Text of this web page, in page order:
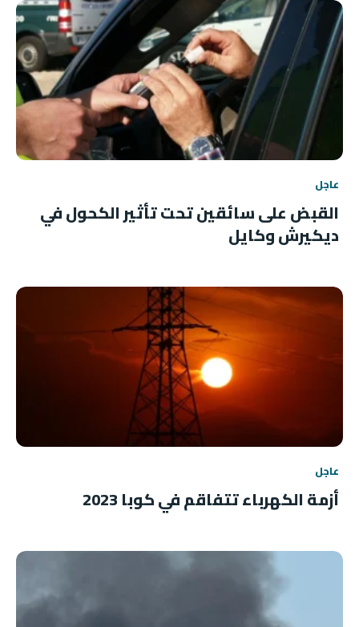
عاجل
القبض على سائقين تحت تأثير الكحول في
ديكيرش وكايل
عاجل
أزمة الكهرباء تتفاقم في كوبا 2023